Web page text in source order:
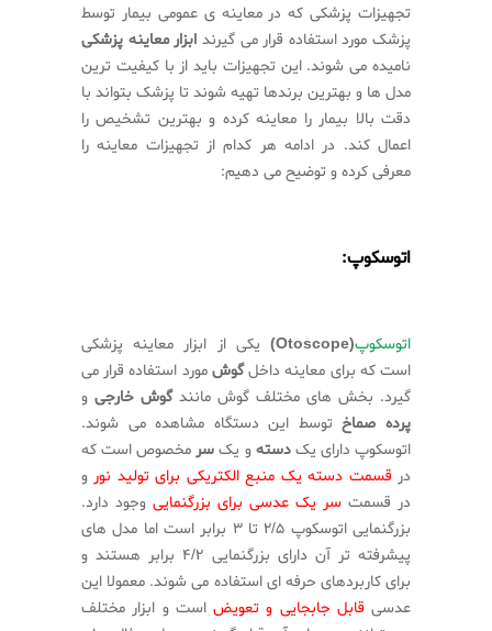
تجهیزات پزشکی که در معاینه ی عمومی بیمار توسط
پزشک مورد استفاده قرار می گیرند ابزار معاینه پزشکی
نامیده می شوند. این تجهیزات باید از با کیفیت ترین
مدل ها و بهترین برندها تهیه شوند تا پزشک بتواند با
دقت بالا بیمار را معاینه کرده و بهترین تشخیص را
اعمال کند. در ادامه هر کدام از تجهیزات معاینه را
معرفی کرده و توضیح می دهیم:
اتوسکوپ:
اتوسکوپ(Otoscope)
یکی از ابزار معاینه پزشکی
است که برای معاینه داخلگوشمورد استفاده قرار می
گیرد. بخش های مختلف گوش مانندگوش خارجی و
پرده صماختوسط این دستگاه مشاهده می شوند.
اتوسکوپ دارای یکدستهو یکسرمخصوص است که
در قسمت دسته یک منبع الکتریکی برای تولید نورو
در قسمت سر یک عدسی برای بزرگنمایی وجود دارد.
بزرگنمایی اتوسکوپ ۲/۵ تا ۳ برابر است اما مدل های
پیشرفته تر آن دارای بزرگنمایی ۴/۲ برابر هستند و
برای کاربردهای حرفه ای استفاده می شوند. معمولا این
عدسی قابل جابجایی و تعویض است و ابزار مختلف